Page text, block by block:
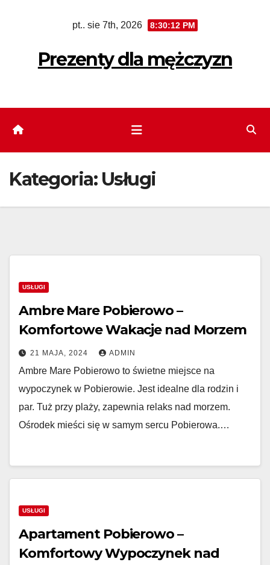
pt.. sie 7th, 2026 8:30:13 PM
Prezenty dla mężczyzn
Kategoria: Usługi
USŁUGI
Ambre Mare Pobierowo –
Komfortowe Wakacje nad Morzem
21 MAJA, 2024 ADMIN
Ambre Mare Pobierowo to świetne miejsce na
wypoczynek w Pobierowie. Jest idealne dla rodzin i
par. Tuż przy plaży, zapewnia relaks nad morzem.
Ośrodek mieści się w samym sercu Pobierowa.…
USŁUGI
Apartament Pobierowo –
Komfortowy Wypoczynek nad